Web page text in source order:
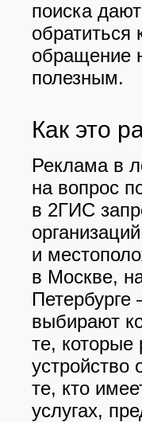
поиска
обратиться
обращение
полезным.
Как это
Реклама в
на вопрос
в 2ГИС
и
в Москве,
выбирают
те,
устройство
те, кто
услугах,